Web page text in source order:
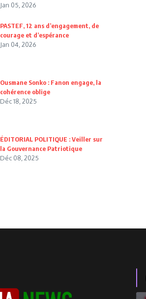
Jan 05, 2026
PASTEF, 12 ans d’engagement, de
courage et d’espérance
Jan 04, 2026
Ousmane Sonko : Fanon engage, la
cohérence oblige
Déc 18, 2025
ÉDITORIAL POLITIQUE : Veiller sur
la Gouvernance Patriotique
Déc 08, 2025